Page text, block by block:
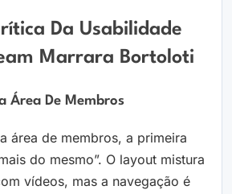
Da Usabilidade
Marrara Bortoloti
Área De Membros
área de membros, a primeira
do mesmo”. O layout mistura
vídeos, mas a navegação é